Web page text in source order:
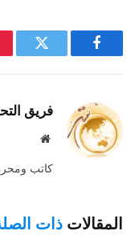
فيسبوك تويتر
فريق
موقع
كاتب
المقالات ذات